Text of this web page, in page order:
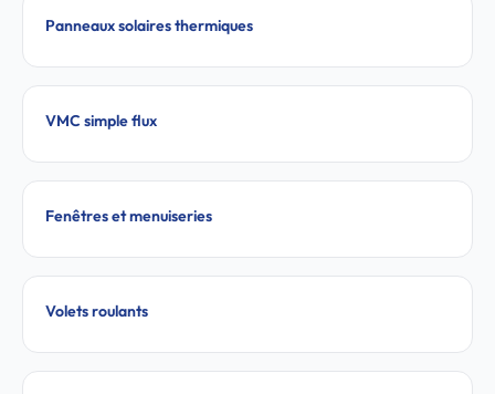
Panneaux solaires thermiques
VMC simple flux
Fenêtres et menuiseries
Volets roulants